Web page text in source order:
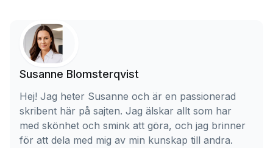
Susanne Blomsterqvist
Hej! Jag heter Susanne och är en passionerad
skribent här på sajten. Jag älskar allt som har
med skönhet och smink att göra, och jag brinner
för att dela med mig av min kunskap till andra.